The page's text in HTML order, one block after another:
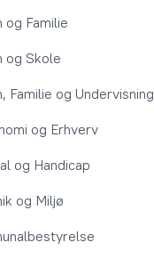
og Familie
og Skole
Familie og Undervisning
og Erhverv
og Handicap
og Miljø